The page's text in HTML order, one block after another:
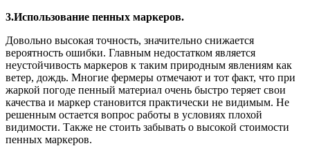
3.Использование пенных маркеров.
Довольно высокая точность, значительно снижается
вероятность ошибки. Главным недостатком является
неустойчивость маркеров к таким природным явлениям как
ветер, дождь. Многие фермеры отмечают и тот факт, что при
жаркой погоде пенный материал очень быстро теряет свои
качества и маркер становится практически не видимым. Не
решенным остается вопрос работы в условиях плохой
видимости. Также не стоить забывать о высокой стоимости
пенных маркеров.